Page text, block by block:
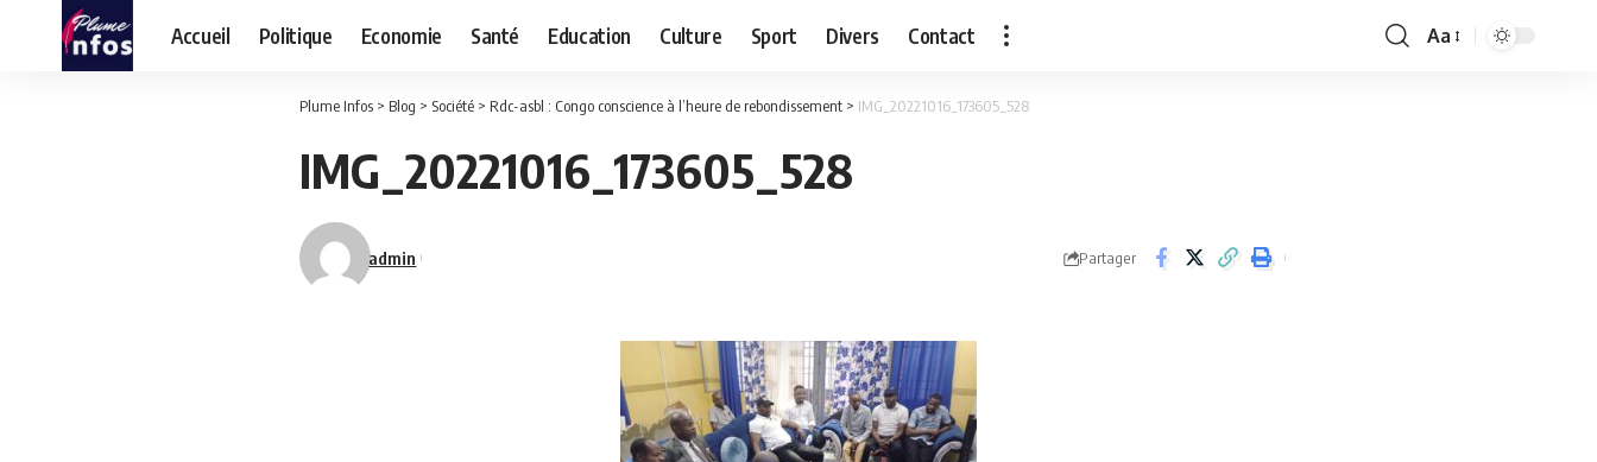
Accueil Politique Economie Santé Education Culture Sport Divers Contact
Font
Aa
Plume Infos > Blog > Société > Rdc-asbl : Congo conscience à l’heure de rebondissement > IMG_20221016_173605_528
IMG_20221016_173605_528
admin Partager